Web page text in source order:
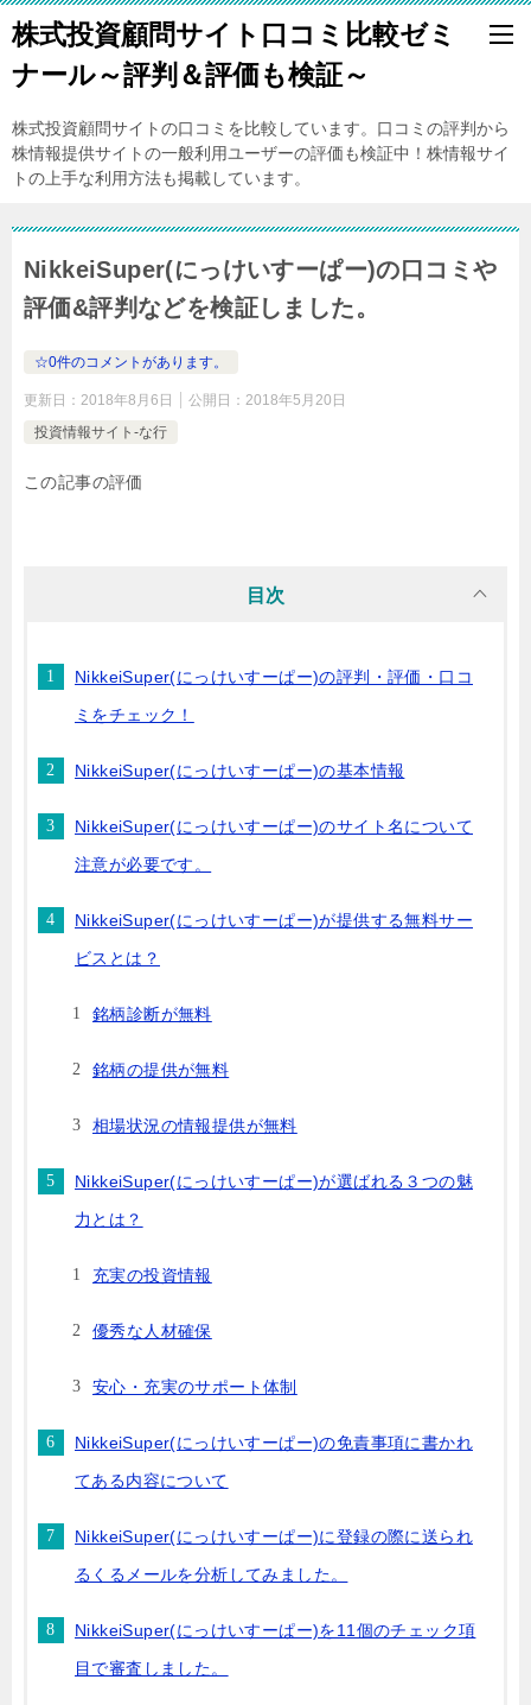
株式投資顧問サイト口コミ比較ゼミ
ナール～評判＆評価も検証～
株式投資顧問サイトの口コミを比較しています。口コミの評判から
株情報提供サイトの一般利用ユーザーの評価も検証中！株情報サイ
トの上手な利用方法も掲載しています。
NikkeiSuper(にっけいすーぱー)の口コミや
評価&評判などを検証しました。
☆0件のコメントがあります。
更新日： 2018年8月6日 公開日： 2018年5月20日
投資情報サイト-な行
この記事の評価
目次
NikkeiSuper(にっけいすーぱー)の評判・評価・口コ
ミをチェック！
NikkeiSuper(にっけいすーぱー)の基本情報
NikkeiSuper(にっけいすーぱー)のサイト名について
注意が必要です。
NikkeiSuper(にっけいすーぱー)が提供する無料サー
ビスとは？
銘柄診断が無料
銘柄の提供が無料
相場状況の情報提供が無料
NikkeiSuper(にっけいすーぱー)が選ばれる３つの魅
力とは？
充実の投資情報
優秀な人材確保
安心・充実のサポート体制
NikkeiSuper(にっけいすーぱー)の免責事項に書かれ
てある内容について
NikkeiSuper(にっけいすーぱー)に登録の際に送られ
るくるメールを分析してみました。
NikkeiSuper(にっけいすーぱー)を11個のチェック項
目で審査しました。